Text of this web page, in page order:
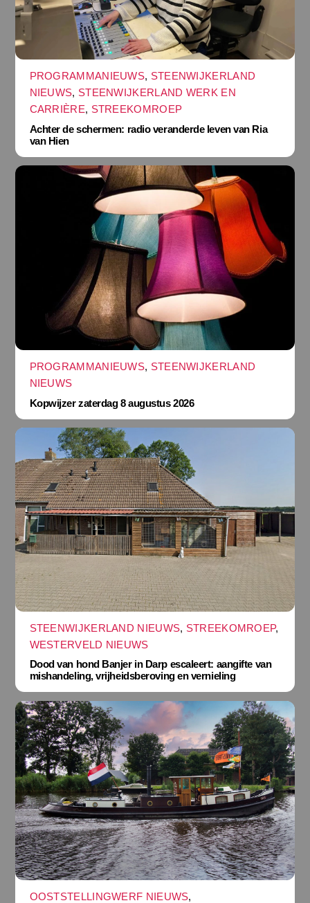
PROGRAMMANIEUWS, STEENWIJKERLAND
NIEUWS, STEENWIJKERLAND WERK EN
CARRIÈRE, STREEKOMROEP
Achter de schermen: radio veranderde leven van Ria
van Hien
PROGRAMMANIEUWS, STEENWIJKERLAND
NIEUWS
Kopwijzer zaterdag 8 augustus 2026
STEENWIJKERLAND NIEUWS, STREEKOMROEP,
WESTERVELD NIEUWS
Dood van hond Banjer in Darp escaleert: aangifte van
mishandeling, vrijheidsberoving en vernieling
OOSTSTELLINGWERF NIEUWS,